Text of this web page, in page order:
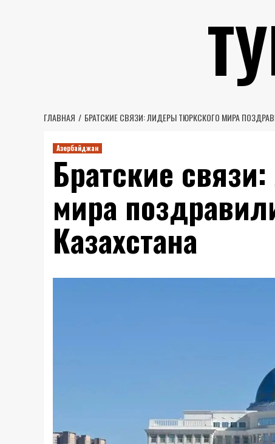
ГЛАВНАЯ БРАТСКИЕ СВЯЗИ: ЛИДЕРЫ ТЮРКСКОГО МИРА
Азербайджан
Братские
мира
Казахстана